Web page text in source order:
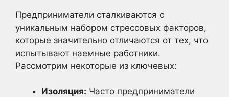
Предприниматели сталкиваются с
уникальным набором стрессовых факторов,
которые значительно отличаются от тех, что
испытывают наемные работники.
Рассмотрим некоторые из ключевых:
Изоляция: Часто предприниматели